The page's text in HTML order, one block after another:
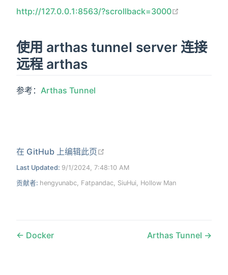
http://127.0.0.1:8563/?scrollback=3000
使用 arthas tunnel server 连接
远程 arthas
参考： Arthas Tunnel
在 GitHub 上编辑此页
Last Updated: 9/1/2024, 7:48:10 AM
贡献者: hengyunabc, Fatpandac, SiuHui, Hollow Man
Docker Arthas Tunnel